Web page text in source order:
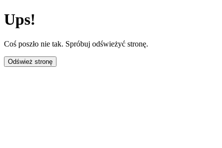
Ups!
Coś poszło nie tak. Spróbuj odświeżyć stronę.
Odśwież stronę